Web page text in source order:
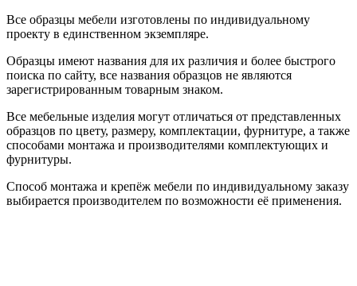
Все образцы мебели изготовлены по индивидуальному
проекту в единственном экземпляре.
Образцы имеют названия для их различия и более быстрого
поиска по сайту, все названия образцов не являются
зарегистрированным товарным знаком.
Все мебельные изделия могут отличаться от представленных
образцов по цвету, размеру, комплектации, фурнитуре, а также
способами монтажа и производителями комплектующих и
фурнитуры.
Способ монтажа и крепёж мебели по индивидуальному заказу
выбирается производителем по возможности её применения.